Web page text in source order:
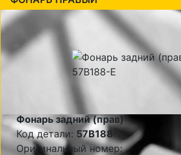
Фонарь задний (прав)
Код детали: 57B188-E
Оригинальный номер: